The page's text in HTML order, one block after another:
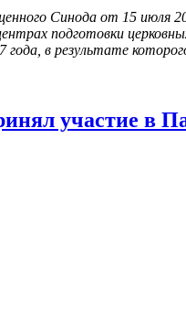
Синода от 15 июля
подготовки
года, в результате
участие в